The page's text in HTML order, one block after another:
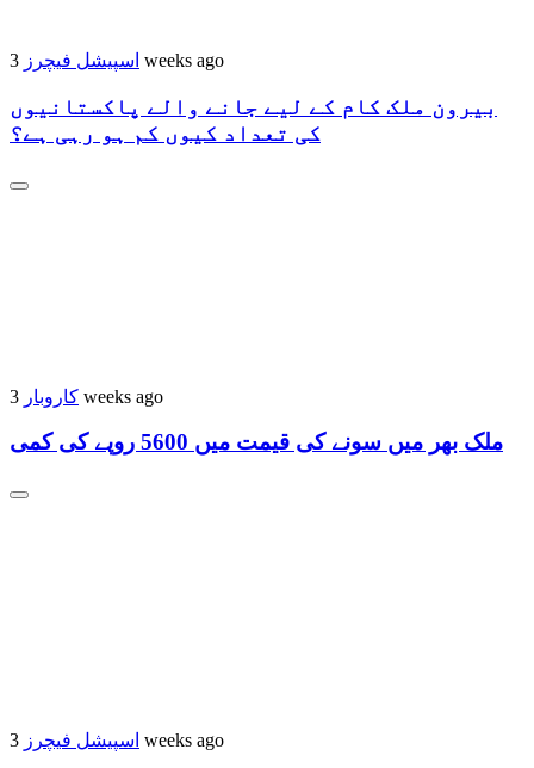
اسپیشل فیچرز 3 weeks ago
بیرون ملک کام کے لیے جانے والے پاکستانیوں
کی تعداد کیوں کم ہو رہی ہے؟
کاروبار 3 weeks ago
ملک بھر میں سونے کی قیمت میں 5600 روپے کی کمی
اسپیشل فیچرز 3 weeks ago